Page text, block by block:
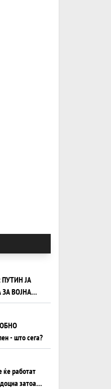
ПУТИН ЈА
ВОЈНА
ФРОНТ
- што сега?
ќе работат
затоа